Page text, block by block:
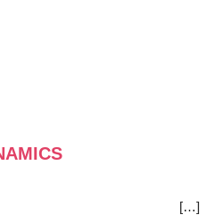
[…]